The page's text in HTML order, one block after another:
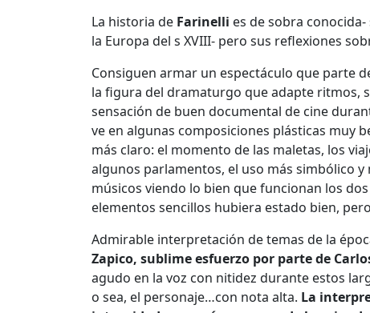
La historia de Farinelli es de sobra
la Europa del s XVIII- pero sus reflexiones
Consiguen armar un espectáculo que parte
la figura del dramaturgo que adapte ritmos,
sensación de buen documental de cine
ve en algunas composiciones plásticas muy
más claro: el momento de las maletas, los
algunos parlamentos, el uso más simbólico
músicos viendo lo bien que funcionan los
elementos sencillos hubiera estado bien,
Admirable interpretación de temas de la
Zapico, sublime esfuerzo por parte de
agudo en la voz con nitidez durante estos
o sea, el personaje…con nota alta. La